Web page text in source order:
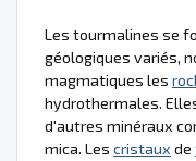
Les tourmalines se
géologiques variés,
magmatiques les
hydrothermales.
d'autres minéraux
mica. Les cristaux de